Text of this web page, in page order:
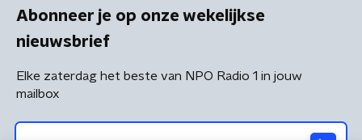
Abonneer je op onze wekelijkse
nieuwsbrief
Elke zaterdag het beste van NPO Radio 1 in jouw
mailbox